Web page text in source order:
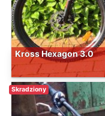
Kross Hexagon 3.0
Skradziony